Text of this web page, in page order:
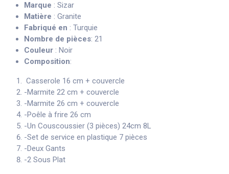
Marque : Sizar
Matière : Granite
Fabriqué en : Turquie
Nombre de pièces: 21
Couleur : Noir
Composition:
Casserole 16 cm + couvercle
-Marmite 22 cm + couvercle
-Marmite 26 cm + couvercle
-Poêle à frire 26 cm
-Un Couscoussier (3 pièces) 24cm 8L
-Set de service en plastique 7 pièces
-Deux Gants
-2 Sous Plat